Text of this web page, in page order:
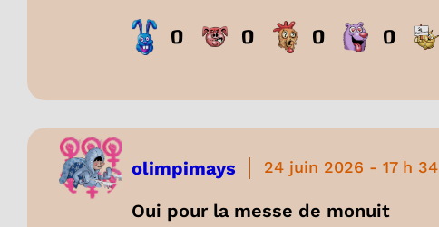
0 0 0 0
olimpimays 24 juin 2026 - 17 h 34
Oui pour la messe de monuit